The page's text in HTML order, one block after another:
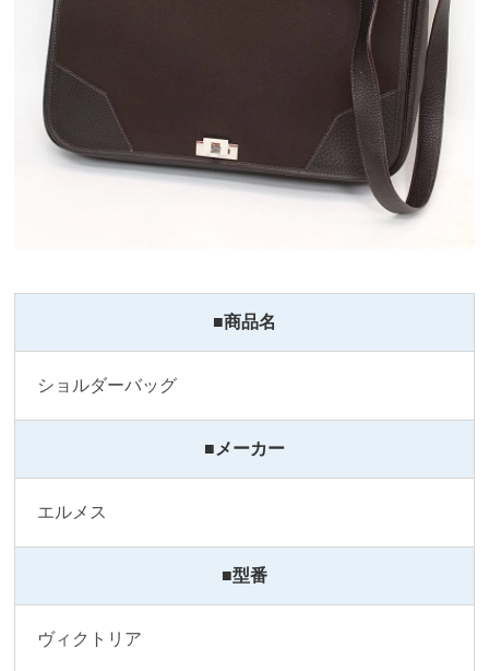
■商品名
ショルダーバッグ
■メーカー
エルメス
■型番
ヴィクトリア